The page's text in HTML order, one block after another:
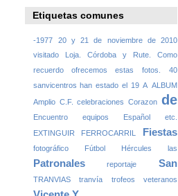
Etiquetas comunes
-1977
20 y 21 de noviembre de 2010
visitado Loja. Córdoba y Rute. Como
recuerdo ofrecemos estas fotos.
40
sanvicentros han estado el 19 A ALBUM
Amplio C.F. celebraciones Corazon de
Encuentro equipos Español
etc.
EXTINGUIR
FERROCARRIL Fiestas
fotográfico Fútbol Hércules las
Patronales reportaje San
TRANVIAS tranvía trofeos veteranos